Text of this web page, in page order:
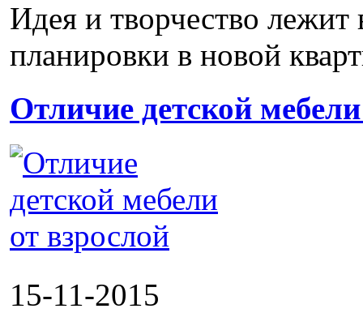
Идея и творчество лежит
планировки в новой
Отличие детской
15-11-2015